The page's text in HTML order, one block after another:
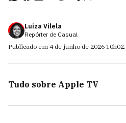
Luiza Vilela
Repórter de Casual
Publicado em 4 de junho de 2026 10h02.
Tudo sobre Apple TV